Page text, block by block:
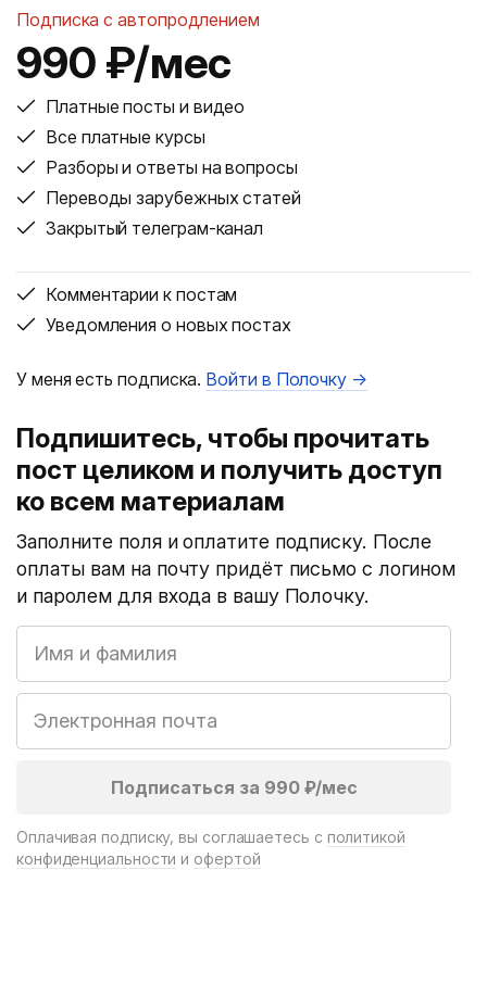
Подписка с автопродлением
990 ₽/мес
Платные посты и видео
Все платные курсы
Разборы и ответы на вопросы
Переводы зарубежных статей
Закрытый телеграм-канал
Комментарии к постам
Уведомления о новых постах
У меня есть подписка. Войти в Полочку →
Подпишитесь, чтобы прочитать
пост целиком и получить доступ
ко всем материалам
Заполните поля и оплатите подписку. После
оплаты вам на почту придёт письмо с логином
и паролем для входа в вашу Полочку.
Оплачивая подписку, вы соглашаетесь с политикой
конфиденциальности и офертой